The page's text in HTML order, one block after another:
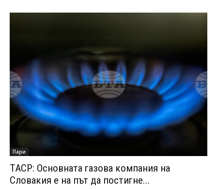
Пари
ТАСР: Основната газова компания на
Словакия е на път да постигне...